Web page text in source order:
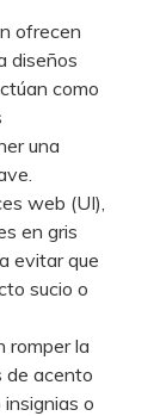
ofrecen
diseños
como
una
web (UI),
en gris
evitar que
sucio o
romper la
de acento
o